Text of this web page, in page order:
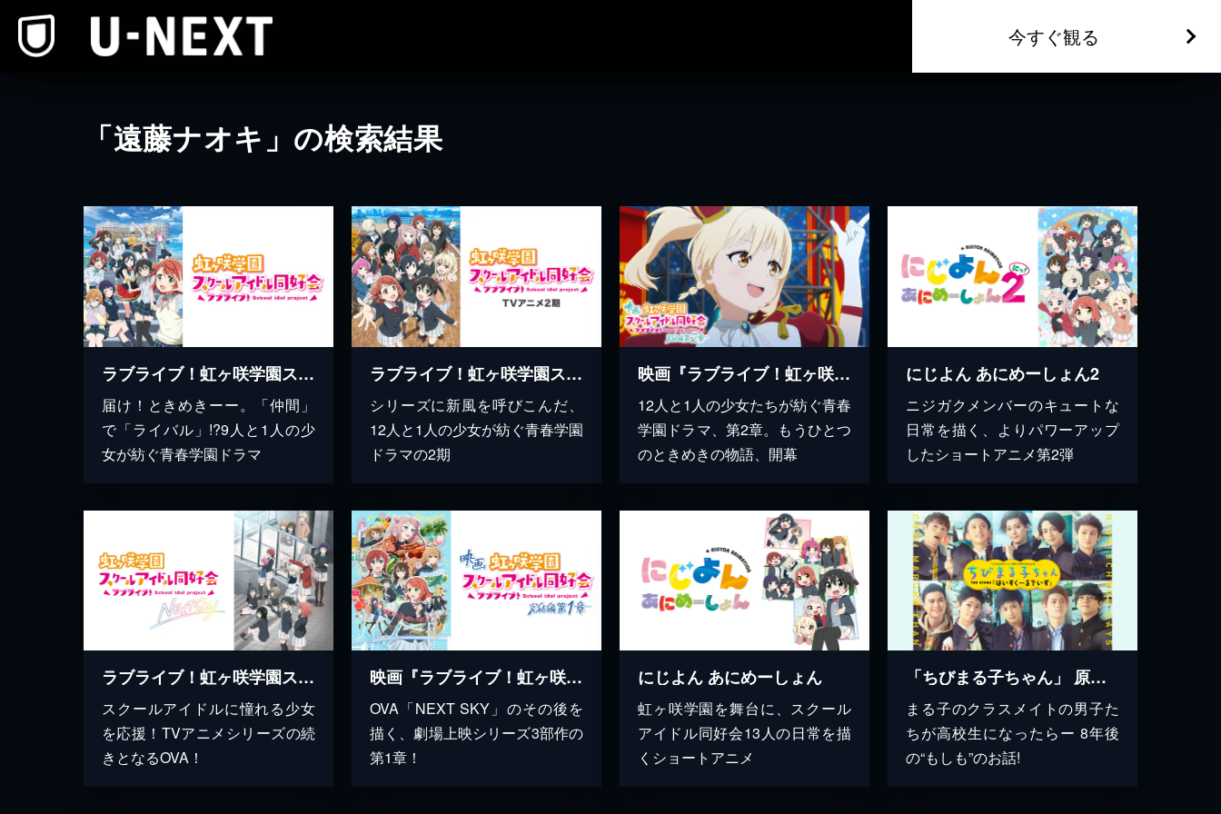
今すぐ観る
「遠藤ナオキ」の検索結果
ラブライブ！虹ヶ咲学園スクールアイドル同好会
届け！ときめきーー。「仲間」
で「ライバル」!?9人と1人の少
女が紡ぐ青春学園ドラマ
ラブライブ！虹ヶ咲学園スクールアイドル同好会TVアニメ2期
シリーズに新風を呼びこんだ、
12人と1人の少女が紡ぐ青春学園
ドラマの2期
映画『ラブライブ！虹ヶ咲学園スクールアイドル同好会 完結編 第2章』
12人と1人の少女たちが紡ぐ青春
学園ドラマ、第2章。もうひとつ
のときめきの物語、開幕
にじよん あにめーしょん2
ニジガクメンバーのキュートな
日常を描く、よりパワーアップ
したショートアニメ第2弾
ラブライブ！虹ヶ咲学園スクールアイドル同好会 NEXT SKY
スクールアイドルに憧れる少女
を応援！TVアニメシリーズの続
きとなるOVA！
映画『ラブライブ！虹ヶ咲学園スクールアイドル同好会 完結編 第1章』
OVA「NEXT SKY」のその後を
描く、劇場上映シリーズ3部作の
第1章！
にじよん あにめーしょん
虹ヶ咲学園を舞台に、スクール
アイドル同好会13人の日常を描
くショートアニメ
「ちびまる子ちゃん」 原作35周年記念公演 ちびまる子ちゃん THE STAGE 『はいすくーるでいず』
まる子のクラスメイトの男子た
ちが高校生になったらー 8年後
の“もしも”のお話!